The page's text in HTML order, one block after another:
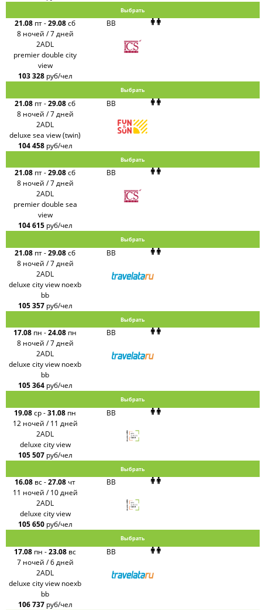
Выбрать
21.08 пт-29.08сб
8 ночей / 7 дней
BB
2ADL
premier double city
view
103 328 руб/чел
Выбрать
21.08 пт-29.08сб
8 ночей / 7 дней
BB
2ADL
deluxe sea view (twin)
104 458 руб/чел
Выбрать
21.08 пт-29.08сб
8 ночей / 7 дней
BB
2ADL
premier double sea
view
104 615 руб/чел
Выбрать
21.08 пт-29.08сб
8 ночей / 7 дней
BB
2ADL
deluxe city view noexb
bb
105 357 руб/чел
Выбрать
17.08 пн -24.08 пн
8 ночей / 7 дней
BB
2ADL
deluxe city view noexb
bb
105 364 руб/чел
Выбрать
19.08ср-31.08 пн
12 ночей / 11 дней
BB
2ADL
deluxe city view
105 507 руб/чел
Выбрать
16.08 вс-27.08 чт
11 ночей / 10 дней
BB
2ADL
deluxe city view
105 650 руб/чел
Выбрать
17.08 пн -23.08 вс
7 ночей / 6 дней
BB
2ADL
deluxe city view noexb
bb
106 737 руб/чел